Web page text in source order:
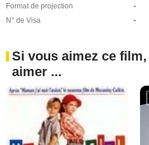
Format de projection
-
N° de Visa
-
Si vous aimez ce
aimer ...